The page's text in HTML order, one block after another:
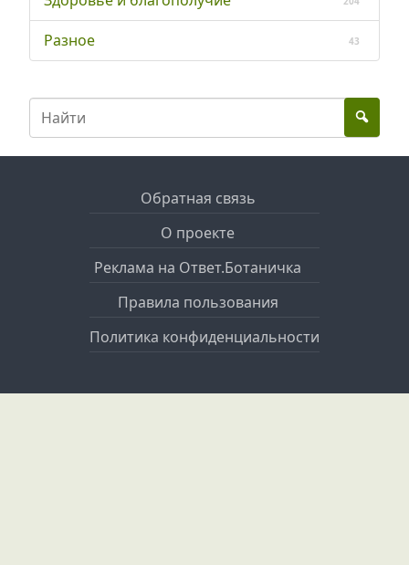
Разное 43
Обратная связь
О проекте
Реклама на Ответ.Ботаничка
Правила пользования
Политика конфиденциальности